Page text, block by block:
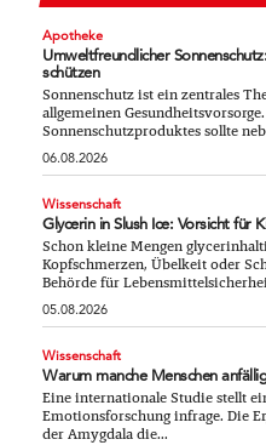
Apotheke
Umweltfreundlicher
schützen
Sonnenschutz ist ein zentrales
allgemeinen
Sonnenschutzproduktes sollte
06.08.2026
Wissenschaft
Glycerin in Slush Ice: Vorsicht für
Schon kleine Mengen
Kopfschmerzen, Übelkeit oder
Behörde für
05.08.2026
Wissenschaft
Warum manche Menschen
Eine internationale Studie stellt
Emotionsforschung infrage. Die
der Amygdala die...